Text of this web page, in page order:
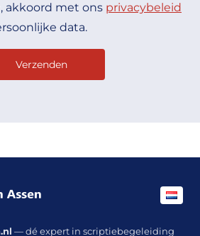
akkoord met ons privacybeleid
data.
— dé expert in scriptiebegeleiding